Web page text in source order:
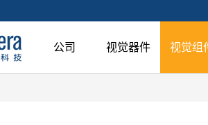
公司 视觉器件 视觉组